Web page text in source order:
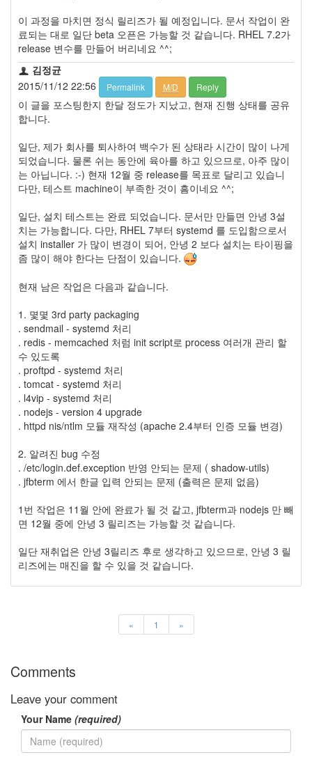
이 과정을 마치면 정식 릴리즈가 될 예정입니다. 문서 작업이 완
료되는 대로 일단 beta 오픈은 가능할 것 같습니다. RHEL 7.2가
release 변수를 만들어 버리네요 ^^;
김정균
2015/11/12 22:56
Permalink M/D Reply
이 글을 포스팅한지 한달 정도가 지났고, 현재 진행 상태를 공유
합니다.
일단, 제가 회사를 퇴사하여 백수가 된 상태라 시간이 많이 나게
되었습니다. 물론 쉬는 동안에 육아를 하고 있으므로, 아주 많이
는 아닙니다. :-) 현재 12월 중 release를 목표로 달리고 있습니
다만, 테스트 machine이 부족한 것이 흠이네요 ^^;
일단, 설치 테스트는 완료 되었습니다. 문서만 만들면 안녕 3설
치는 가능합니다. 다만, RHEL 7부터 systemd 를 도입함으로서
설치 installer 가 많이 변경이 되어, 안녕 2 보다 설치는 타이핑을
좀 많이 해야 한다는 단점이 있습니다.
현재 남은 작업은 다음과 같습니다.
1. 몇몇 3rd party packaging
. sendmail - systemd 처리
. redis - memcached 처럼 init script로 process 여러개 관리 할
수 있도록
. proftpd - systemd 처리
. tomcat - systemd 처리
. l4vip - systemd 처리
. nodejs - version 4 upgrade
. httpd nis/ntlm 모듈 재작성 (apache 2.4부터 인증 모듈 변경)
2. 알려진 bug 수정
. /etc/login.def.exception 반영 안되는 문제 ( shadow-utils)
. jfbterm 에서 한글 입력 안되는 문제 (출력은 문제 없음)
1번 작업은 11월 안에 완료가 될 것 같고, jfbterm과 nodejs 만 빼
면 12월 중에 안녕 3 릴리즈는 가능할 것 같습니다.
일단 재취업은 안녕 3릴리즈 후로 생각하고 있으므로, 안녕 3 릴
리즈에는 매진을 할 수 있을 것 같습니다.
« 1 »
Comments
Leave your comment
Your Name (required)